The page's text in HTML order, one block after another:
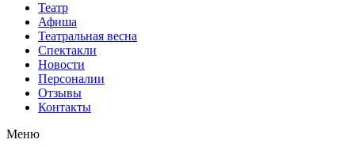
Театр
Афиша
Театральная весна
Спектакли
Новости
Персоналии
Отзывы
Контакты
Меню